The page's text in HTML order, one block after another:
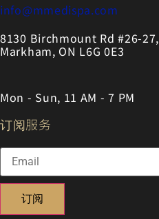
info@mmedispa.com
8130 Birchmount Rd #26-27,
Markham, ON L6G 0E3
Mon - Sun, 11 AM - 7 PM
订阅服务
订阅